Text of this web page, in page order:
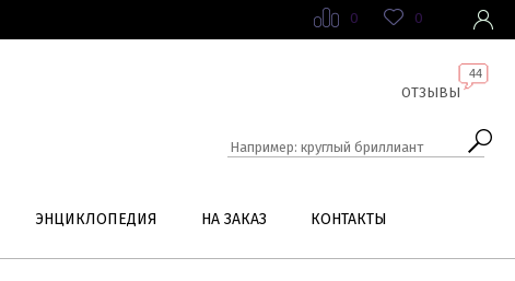
0 0
ОТЗЫВЫ
44
ЭНЦИКЛОПЕДИЯ НА ЗАКАЗ КОНТАКТЫ